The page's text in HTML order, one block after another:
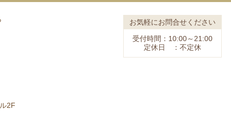
2F
お気軽にお問合せください
受付時間：10:00～21:00
定休日 ：不定休